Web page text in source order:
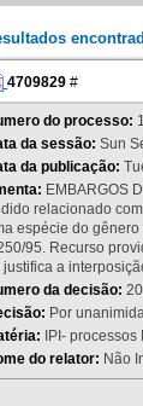
4709829 #
do processo:
da sessão: Sun
da publicação:
EMBARGOS
relacionado
espécie do gênero
95. Recurso
justifica a
da decisão:
Por
IPI-
do relator: Não